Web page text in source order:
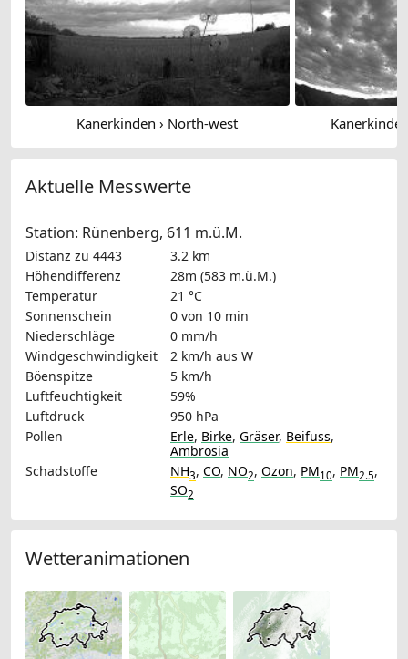
Kanerkinden › North-west
Aktuelle Messwerte
Station: Rünenberg, 611 m.ü.M.
Distanz zu 4443
3.2 km
Höhendifferenz
28m (583 m.ü.M.)
Temperatur
21 °C
Sonnenschein
0 von 10 min
Niederschläge
0 mm/h
Windgeschwindigkeit
2 km/h aus W
Böenspitze
5 km/h
Luftfeuchtigkeit
59%
Luftdruck
950 hPa
Pollen
Erle, Birke, Gräser, Beifuss,
Ambrosia
Schadstoffe
NH3, CO, NO2, Ozon, PM10, PM2.5,
SO2
Wetteranimationen